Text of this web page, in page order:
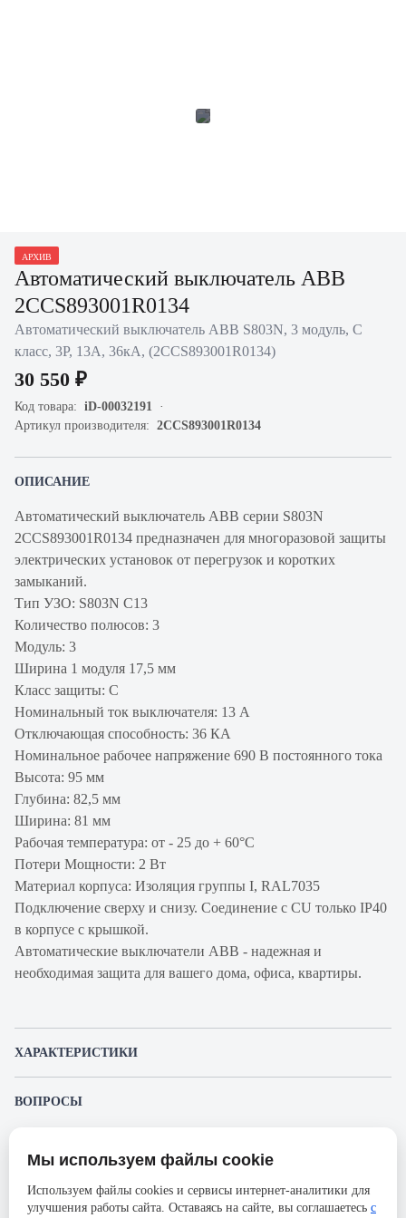
АРХИВ
Автоматический выключатель ABB
2CCS893001R0134
Автоматический выключатель ABB S803N, 3 модуль, C
класс, 3P, 13А, 36кА, (2CCS893001R0134)
30 550 ₽
Код товара: iD-00032191
Артикул производителя: 2CCS893001R0134
ОПИСАНИЕ
Автоматический выключатель ABB серии S803N
2CCS893001R0134 предназначен для многоразовой защиты
электрических установок от перегрузок и коротких
замыканий.
Тип УЗО: S803N C13
Количество полюсов: 3
Модуль: 3
Ширина 1 модуля 17,5 мм
Класс защиты: C
Номинальный ток выключателя: 13 А
Отключающая способность: 36 КА
Номинальное рабочее напряжение 690 В постоянного тока
Высота: 95 мм
Глубина: 82,5 мм
Ширина: 81 мм
Рабочая температура: от - 25 до + 60°С
Потери Мощности: 2 Вт
Материал корпуса: Изоляция группы I, RAL7035
Подключение сверху и снизу. Соединение с CU только IP40
в корпусе с крышкой.
Автоматические выключатели ABB - надежная и
необходимая защита для вашего дома, офиса, квартиры.
ХАРАКТЕРИСТИКИ
Производитель
Серия
S803N
ВОПРОСЫ
Пожалуйста, авторизуйтесь, чтобы иметь
Представленные изображения и характеристики могут отличаться от реального
без предварительного уведомления. Компания АйДистрибьют не несёт
ответственности в случае не соответствия текущей модели товаров фотографиям,
Мы используем файлы cookie
Используем файлы cookies и сервисы интернет-аналитики для
улучшения работы сайта. Оставаясь на сайте, вы соглашаетесь с